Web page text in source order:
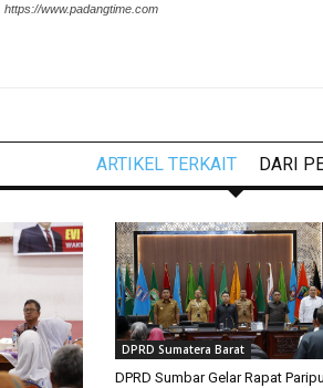
https://www.padangtime.com
ARTIKEL TERKAIT DARI
DPRD Sumatera Barat
DPRD Sumbar Gelar Rapat